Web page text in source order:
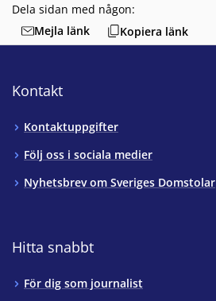
Dela sidan med någon:
Mejla länk
Kopiera länk
Kontakt
Kontaktuppgifter
Följ oss i sociala medier
Nyhetsbrev om Sveriges Domstolar
Hitta snabbt
För dig som journalist